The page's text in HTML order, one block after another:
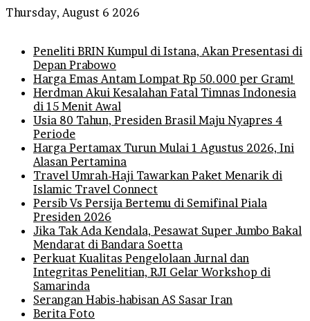
Thursday, August 6 2026
Peneliti BRIN Kumpul di Istana, Akan Presentasi di
Depan Prabowo
Harga Emas Antam Lompat Rp 50.000 per Gram!
Herdman Akui Kesalahan Fatal Timnas Indonesia
di 15 Menit Awal
Usia 80 Tahun, Presiden Brasil Maju Nyapres 4
Periode
Harga Pertamax Turun Mulai 1 Agustus 2026, Ini
Alasan Pertamina
Travel Umrah-Haji Tawarkan Paket Menarik di
Islamic Travel Connect
Persib Vs Persija Bertemu di Semifinal Piala
Presiden 2026
Jika Tak Ada Kendala, Pesawat Super Jumbo Bakal
Mendarat di Bandara Soetta
Perkuat Kualitas Pengelolaan Jurnal dan
Integritas Penelitian, RJI Gelar Workshop di
Samarinda
Serangan Habis-habisan AS Sasar Iran
Berita Foto